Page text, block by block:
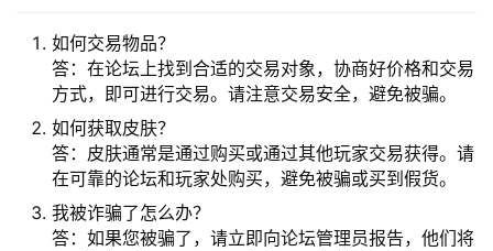
如何交易物品？
答：在论坛上找到合适的交易对象，协商好价格和交易
方式，即可进行交易。请注意交易安全，避免被骗。
如何获取皮肤？
答：皮肤通常是通过购买或通过其他玩家交易获得。请
在可靠的论坛和玩家处购买，避免被骗或买到假货。
我被诈骗了怎么办？
答：如果您被骗了，请立即向论坛管理员报告，他们将